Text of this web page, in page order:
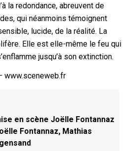
la redondance, abreuvent de
qui néanmoins témoignent
lucide, de la réalité. La
Elle est elle-même le feu qui
jusqu’à son extinction.
www.sceneweb.fr
en scène Joëlle Fontannaz
Fontannaz, Mathias